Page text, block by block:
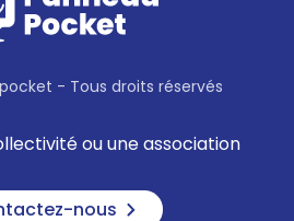
- Tous droits réservés
ou une association
nous